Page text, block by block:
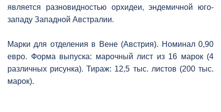
является разновидностью орхидеи, эндемичной юго-
западу Западной Австралии.
Марки для отделения в Вене (Австрия). Номинал 0,90
евро. Форма выпуска: марочный лист из 16 марок (4
различных рисунка). Тираж: 12,5 тыс. листов (200 тыс.
марок).